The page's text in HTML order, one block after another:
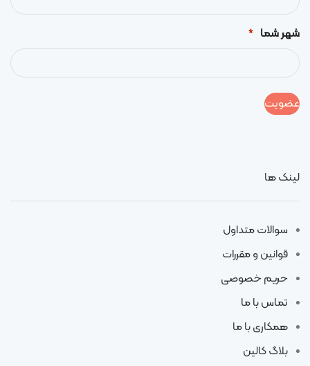
شهر شما *
لینک ها
سوالات متداول
قوانین و مقررات
حریم خصوصی
تماس با ما
همکاری با ما
بلاگ کالین